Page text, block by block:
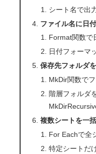
シート名で出
ファイル名に日
Format関数で
日付フォーマ
保存先フォルダ
MkDir関数で
階層フォルダ
複数シートを一
For Eachで全
特定シートだ